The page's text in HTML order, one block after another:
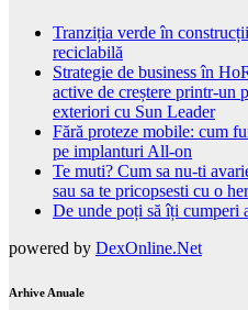
Tranziția verde în
reciclabilă
Strategie de business în
active de creștere printr-un
exteriori cu Sun Leader
Fără proteze mobile: cum
pe implanturi All-on
Te muti? Cum sa nu-ti
sau sa te pricopsesti cu o
De unde poți să îți cumperi
powered by DexOnline.Net
Arhive Anuale